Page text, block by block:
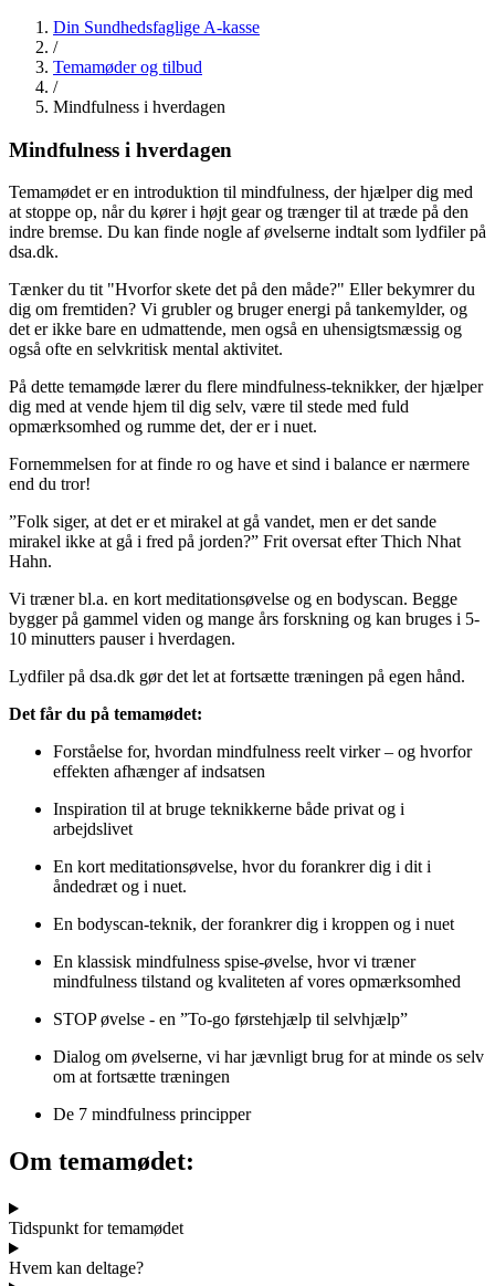
Din Sundhedsfaglige A-kasse
/
Temamøder og tilbud
/
Mindfulness i hverdagen
Mindfulness i hverdagen
Temamødet er en introduktion til mindfulness, der hjælper dig med
at stoppe op, når du kører i højt gear og trænger til at træde på den
indre bremse. Du kan finde nogle af øvelserne indtalt som lydfiler på
dsa.dk.
Tænker du tit "Hvorfor skete det på den måde?" Eller bekymrer du
dig om fremtiden? Vi grubler og bruger energi på tankemylder, og
det er ikke bare en udmattende, men også en uhensigtsmæssig og
også ofte en selvkritisk mental aktivitet.
På dette temamøde lærer du flere mindfulness-teknikker, der hjælper
dig med at vende hjem til dig selv, være til stede med fuld
opmærksomhed og rumme det, der er i nuet.
Fornemmelsen for at finde ro og have et sind i balance er nærmere
end du tror!
”Folk siger, at det er et mirakel at gå vandet, men er det sande
mirakel ikke at gå i fred på jorden?” Frit oversat efter Thich Nhat
Hahn.
Vi træner bl.a. en kort meditationsøvelse og en bodyscan. Begge
bygger på gammel viden og mange års forskning og kan bruges i 5-
10 minutters pauser i hverdagen.
Lydfiler på dsa.dk gør det let at fortsætte træningen på egen hånd.
Det får du på temamødet:
Forståelse for, hvordan mindfulness reelt virker – og hvorfor
effekten afhænger af indsatsen
Inspiration til at bruge teknikkerne både privat og i
arbejdslivet
En kort meditationsøvelse, hvor du forankrer dig i dit i
åndedræt og i nuet.
En bodyscan-teknik, der forankrer dig i kroppen og i nuet
En klassisk mindfulness spise-øvelse, hvor vi træner
mindfulness tilstand og kvaliteten af vores opmærksomhed
STOP øvelse - en ”To-go førstehjælp til selvhjælp”
Dialog om øvelserne, vi har jævnligt brug for at minde os selv
om at fortsætte træningen
De 7 mindfulness principper
Om temamødet:
Tidspunkt for temamødet
Hvem kan deltage?